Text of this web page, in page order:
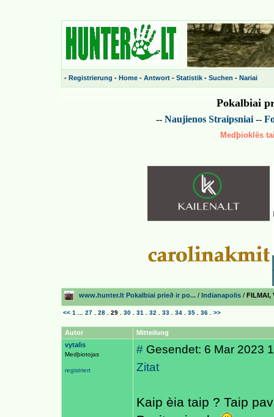
- Registrierung - Home - Antwort - Statistik - Suchen - Nariai
Pokalbiai
-- Naujienos Straipsniai--
Medþioklës
www.hunter.lt Pokalbiai prieð ir po... / Indianapolis / FILMAI,
<< 1 27 28 29 30 31 32 33 34 35 36 >>
Autor
Mitteilung
vytalis
Medþiotojas
registriert
# Gesendet: 6 Mar 2023
Zitat
Kaip èia taip ? Taip